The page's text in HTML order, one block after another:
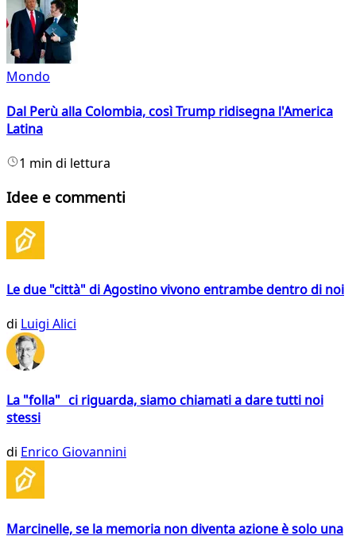
Mondo
Dal Perù alla Colombia, così Trump ridisegna l'America
Latina
1 min di lettura
Idee e commenti
Le due "città" di Agostino vivono entrambe dentro di noi
di Luigi Alici
La "folla" ci riguarda, siamo chiamati a dare tutti noi
stessi
di Enrico Giovannini
Marcinelle, se la memoria non diventa azione è solo una